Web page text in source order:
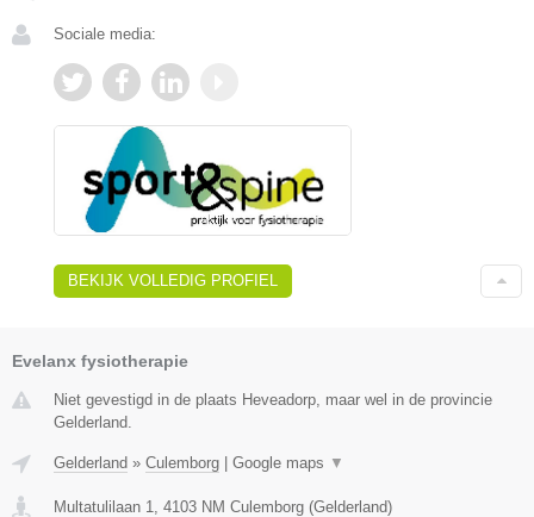
Sociale media:
BEKIJK VOLLEDIG PROFIEL
Evelanx fysiotherapie
Niet gevestigd in de plaats Heveadorp, maar wel in de provincie
Gelderland.
Gelderland » Culemborg Google maps ▼
Multatulilaan 1 4103 NM Culemborg (Gelderland)